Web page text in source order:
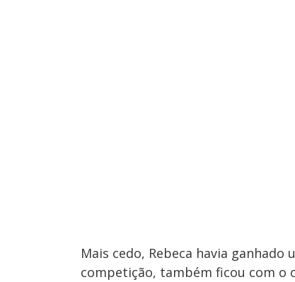
Mais cedo, Rebeca havia
competição, também ficou com o